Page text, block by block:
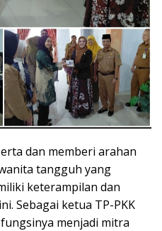
dan memberi arahan
tangguh yang
keterampilan dan
Sebagai ketua TP-PKK
menjadi mitra